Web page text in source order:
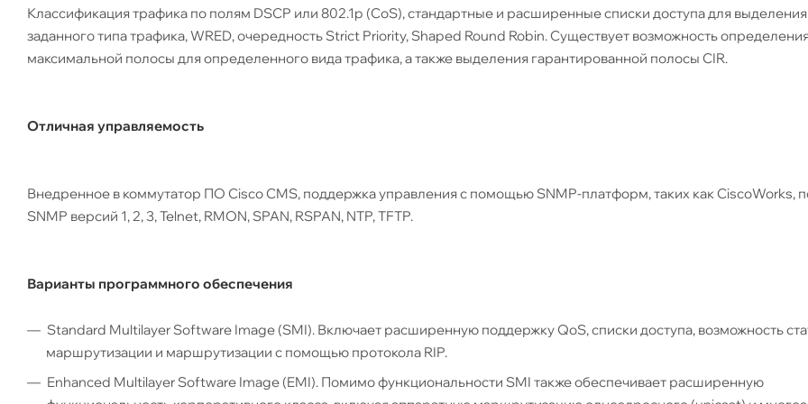
Классификация трафика по полям DSCP или 802.1p (CoS), стандартные и расширенные списки доступа для выделения
заданного типа трафика, WRED, очередность Strict Priority, Shaped Round Robin. Существует возможность определения
максимальной полосы для определенного вида трафика, а также выделения гарантированной полосы CIR.
Отличная управляемость
Внедренное в коммутатор ПО Cisco CMS, поддержка управления с помощью SNMP-платформ, таких как CiscoWorks,
SNMP версий 1, 2, 3, Telnet, RMON, SPAN, RSPAN, NTP, TFTP.
Варианты программного обеспечения
Standard Multilayer Software Image (SMI). Включает расширенную поддержку QoS, списки доступа, возможность
маршрутизации и маршрутизации с помощью протокола RIP.
Enhanced Multilayer Software Image (EMI). Помимо функциональности SMI также обеспечивает расширенную